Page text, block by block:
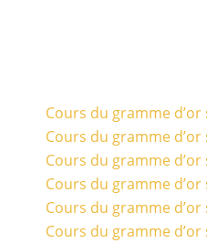
Cours du gramme
Cours du gramme
Cours du gramme
Cours du gramme
Cours du gramme
Cours du gramme